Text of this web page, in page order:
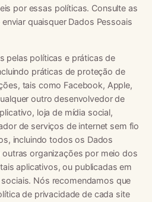
por essas políticas. Consulte as
quaisquer Dados Pessoais
pelas políticas e práticas de
práticas de proteção de
tais como Facebook, Apple,
outro desenvolvedor de
loja de mídia social,
de serviços de internet sem fio
incluindo todos os Dados
outras organizações por meio dos
aplicativos, ou publicadas em
Nós recomendamos que
de privacidade de cada site